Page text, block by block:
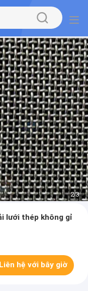
2/3
lưới thép không gỉ
Liên hệ với bây giờ